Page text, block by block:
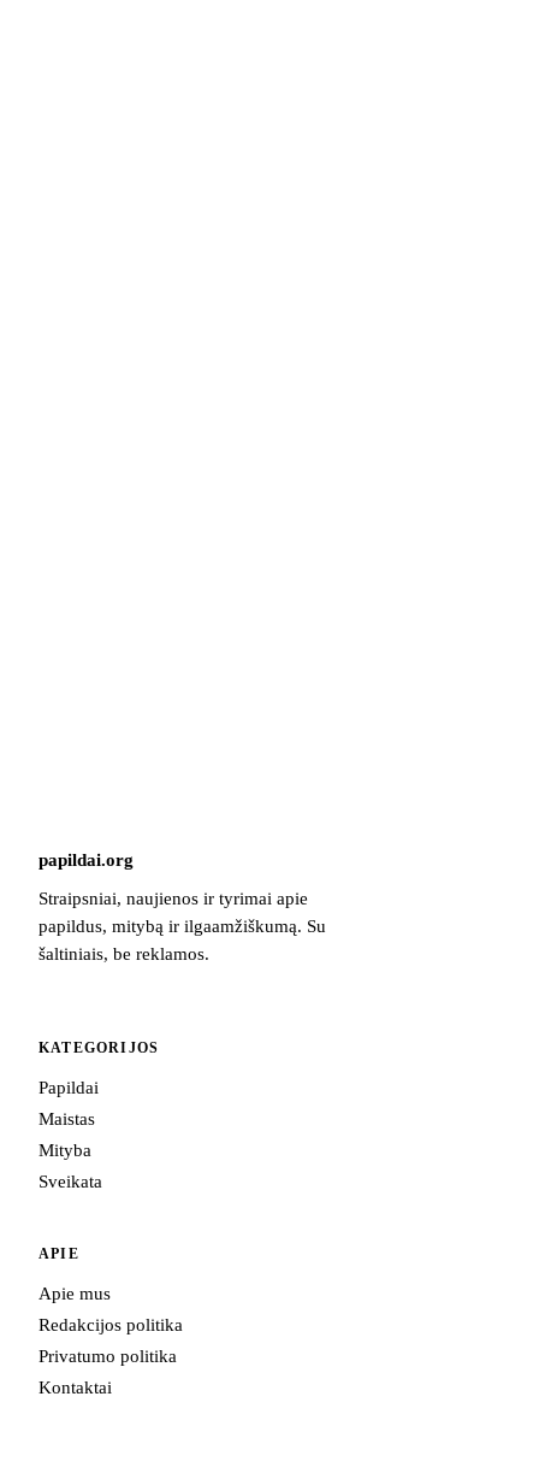
papildai.org
Straipsniai, naujienos ir tyrimai apie
papildus, mitybą ir ilgaamžiškumą. Su
šaltiniais, be reklamos.
KATEGORIJOS
Papildai
Maistas
Mityba
Sveikata
APIE
Apie mus
Redakcijos politika
Privatumo politika
Kontaktai